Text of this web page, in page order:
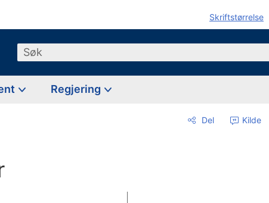
Skriftstørrelse
Søk
Regjering
Del Kilde